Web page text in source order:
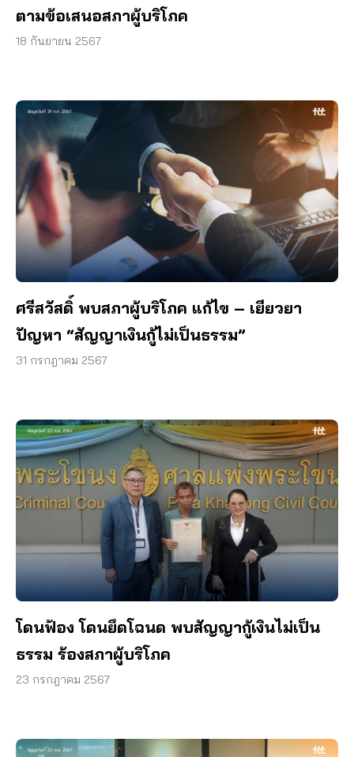
ตามข้อเสนอสภาผู้บริโภค
18 กันยายน 2567
ศรีสวัสดิ์ พบสภาผู้บริโภค แก้ไข – เยียวยา
ปัญหา “สัญญาเงินกู้ไม่เป็นธรรม”
31 กรกฎาคม 2567
โดนฟ้อง โดนยึดโฉนด พบสัญญากู้เงินไม่เป็น
ธรรม ร้องสภาผู้บริโภค
23 กรกฎาคม 2567